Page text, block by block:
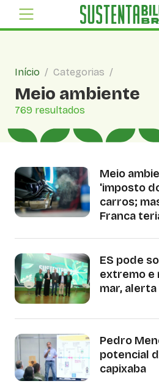
Início / Categorias /
Meio ambiente
769 resultados
Meio
'imposto
carros;
Franca
ES pode
extremo e
mar,
Pedro
potencial
capixaba